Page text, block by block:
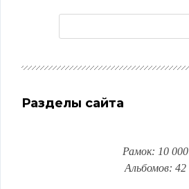
Разделы сайта
Рамок: 10 000
Альбомов: 42